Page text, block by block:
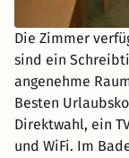
Die Zimmer
sind ein
angenehme
Besten
Direktwahl, ein
und WiFi. Im